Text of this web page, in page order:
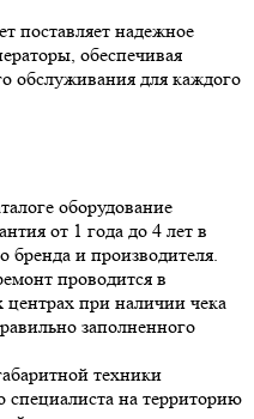
поставляет надежное
обеспечивая
обслуживания для каждого
оборудование
от 1 года до 4 лет в
бренда и производителя.
проводится в
при наличии чека
заполненного
техники
специалиста на территорию